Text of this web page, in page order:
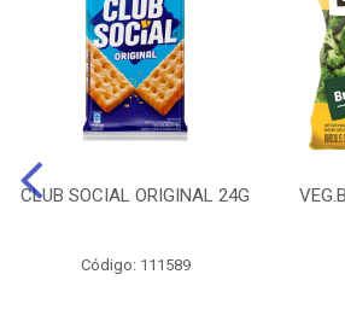
CLUB SOCIAL ORIGINAL 24G
Código: 111589